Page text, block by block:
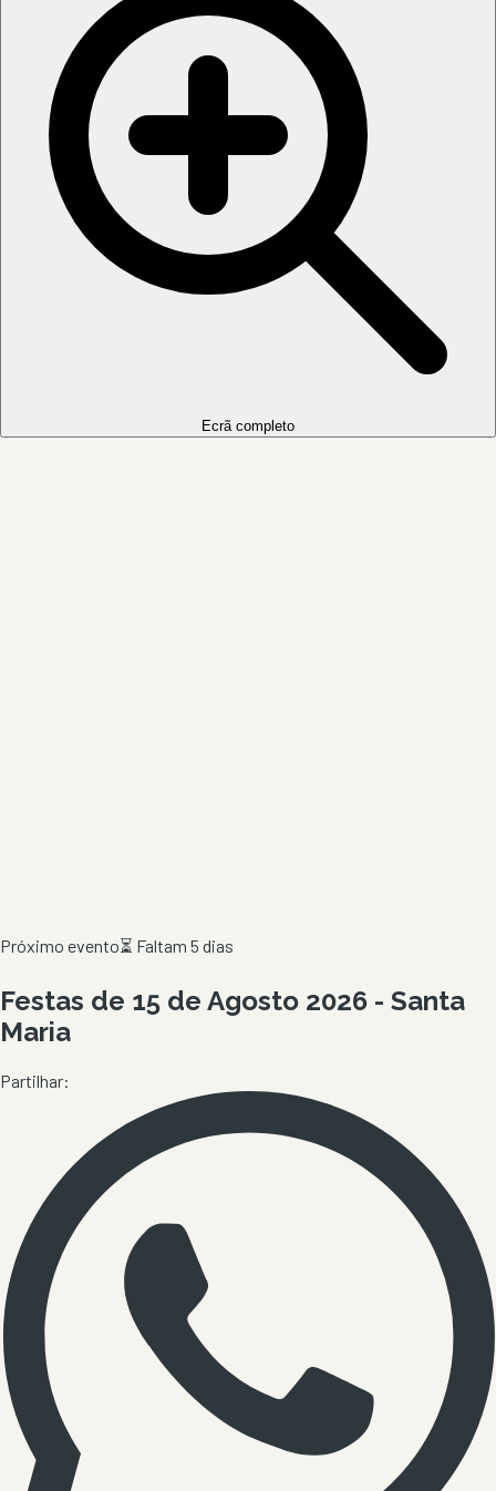
Ecrã completo
Próximo evento⏳ Faltam 5 dias
Festas de 15 de Agosto 2026 - Santa
Maria
Partilhar: